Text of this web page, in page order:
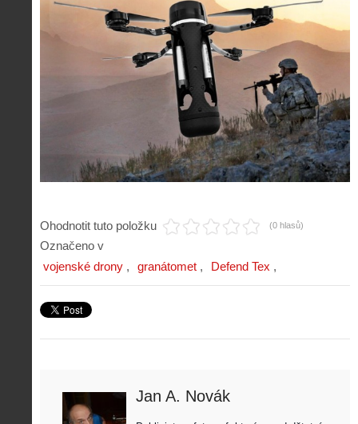
Ohodnotit tuto položku (0 hlasů)
Označeno v
vojenské drony
granátomet Defend Tex
Jan A. Novák